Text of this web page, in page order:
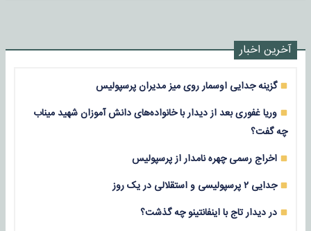
آخرین اخبار
گزینه جدایی اوسمار روی میز مدیران پرسپولیس
وریا غفوری بعد از دیدار با خانواده‌های دانش آموزان شهید میناب
چه گفت؟
اخراج رسمی چهره نامدار از پرسپولیس
جدایی ۲ پرسپولیسی و استقلالی در یک روز
در دیدار تاج با اینفانتینو چه گذشت؟